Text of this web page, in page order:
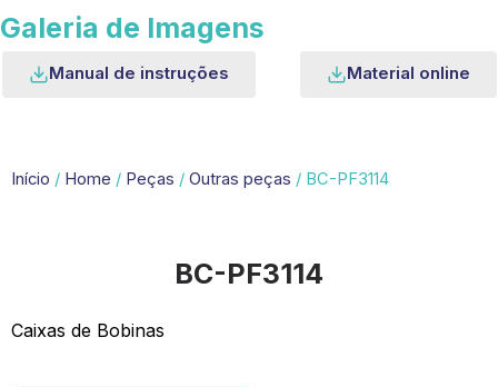
Galeria de Imagens
Manual de instruções Material online
Início / Home / Peças / Outras peças / BC-PF3114
BC-PF3114
Caixas de Bobinas